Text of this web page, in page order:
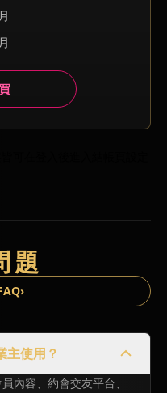
題
›
使用？
內容、約會交友平台、